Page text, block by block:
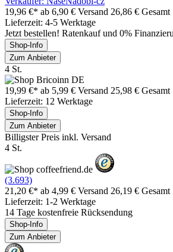
19,96 €* ab 6,90 € Versand 26,86 € Gesamt
Lieferzeit: 4-5 Werktage
Jetzt bestellen! Ratenkauf und 0%
Shop-Info
Zum Anbieter
4 St.
19,99 €* ab 5,99 € Versand 25,98 € Gesamt
Lieferzeit: 12 Werktage
Shop-Info
Zum Anbieter
Billigster Preis inkl. Versand
4 St.
(3.693)
21,20 €* ab 4,99 € Versand 26,19 € Gesamt
Lieferzeit: 1-2 Werktage
14 Tage kostenfreie Rücksendung
Shop-Info
Zum Anbieter